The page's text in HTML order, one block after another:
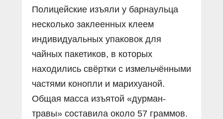
Полицейские изъяли у барнаульца
несколько заклеенных клеем
индивидуальных упаковок для
чайных пакетиков, в которых
находились свёртки с измельчёнными
частями конопли и марихуаной.
Общая масса изъятой «дурман-
травы» составила около 57 граммов.